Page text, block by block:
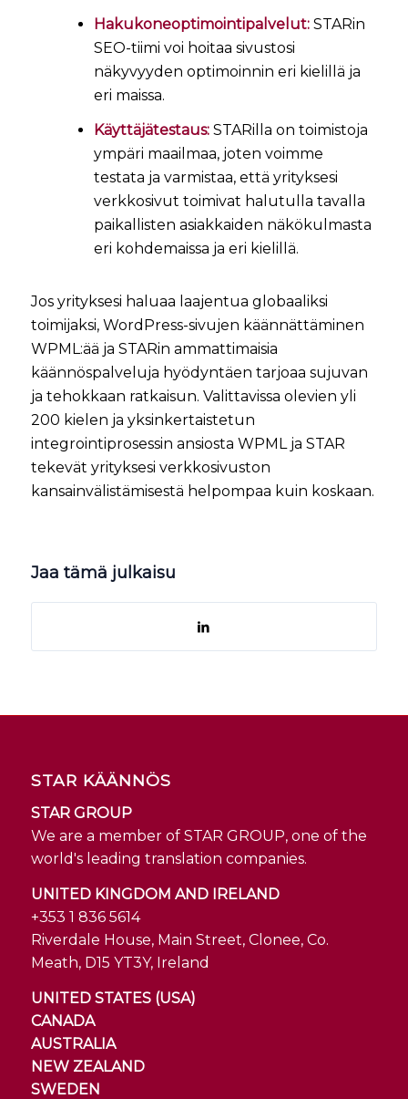
Hakukoneoptimointipalvelut:STARin
SEO-tiimi voi hoitaa sivustosi
näkyvyyden optimoinnin eri kielillä ja
eri maissa.
Käyttäjätestaus:STARilla on toimistoja
ympäri maailmaa, joten voimme
testata ja varmistaa, että yrityksesi
verkkosivut toimivat halutulla tavalla
paikallisten asiakkaiden näkökulmasta
eri kohdemaissa ja eri kielillä.
Jos yrityksesi haluaa laajentua globaaliksi
toimijaksi, WordPress-sivujen käännättäminen
WPML:ää ja STARin ammattimaisia
käännöspalveluja hyödyntäen tarjoaa sujuvan
ja tehokkaan ratkaisun. Valittavissa olevien yli
200 kielen ja yksinkertaistetun
integrointiprosessin ansiosta WPML ja STAR
tekevät yrityksesi verkkosivuston
kansainvälistämisestä helpompaa kuin koskaan.
Jaa tämä julkaisu
STAR KÄÄNNÖS
STAR GROUP
We are a member of STAR GROUP, one of the
world's leading translation companies.
UNITED KINGDOM AND IRELAND
+353 1 836 5614
Riverdale House, Main Street, Clonee, Co.
Meath, D15 YT3Y, Ireland
UNITED STATES (USA)
CANADA
AUSTRALIA
NEW ZEALAND
SWEDEN